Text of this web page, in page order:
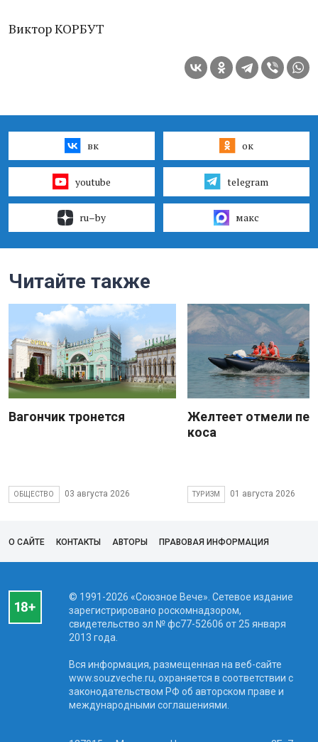
Виктор КОРБУТ
вк ок
youtube telegram
ru–by макс
Читайте также
Вагончик тронется
ОБЩЕСТВО 03 августа 2026
Желтеет отмели
коса
ТУРИЗМ 01 августа 2026
О САЙТЕ КОНТАКТЫ АВТОРЫ ПРАВОВАЯ ИНФОРМАЦИЯ
© 1991-2026 «Союзное Вече». Сетевое издание
зарегистрировано роскомнадзором,
свидетельство эл № фc77-52606 от 25 января
2013 года.
Вся информация, размещенная на веб-сайте
www.souzveche.ru, охраняется в соответствии с
законодательством РФ об авторском праве и
международными соглашениями.